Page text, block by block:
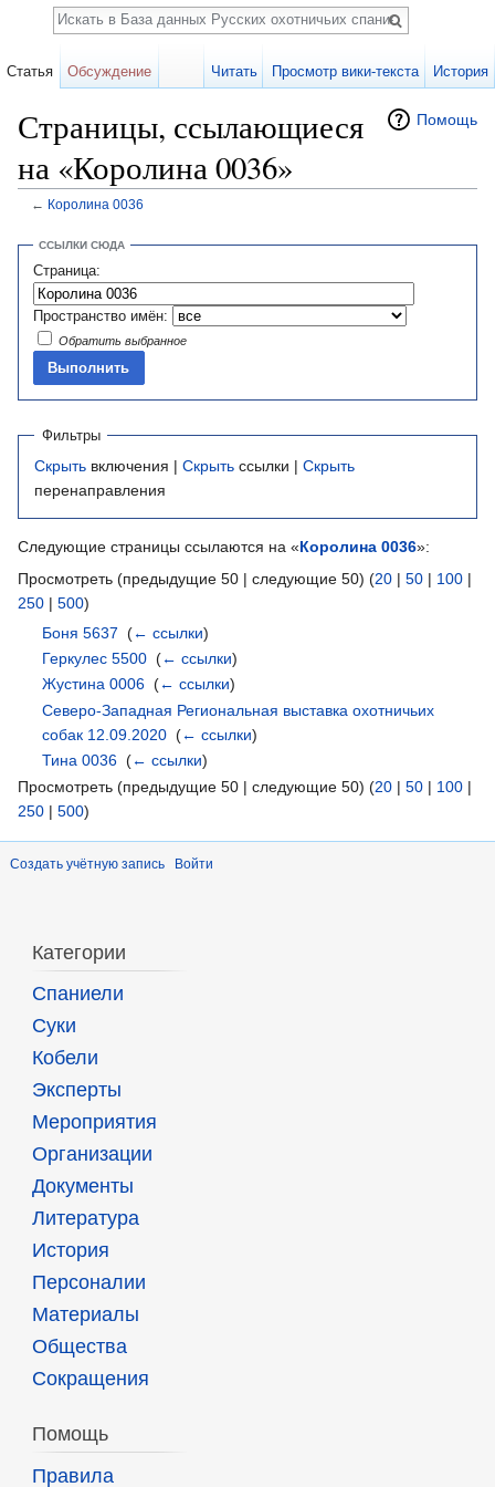
Помощь
Страницы, ссылающиеся
на «Королина 0036»
← Королина 0036
ССЫЛКИ СЮДА
Страница:
Пространство имён:
Обратить выбранное
Фильтры
Скрыть включения | Скрыть ссылки | Скрыть
перенаправления
Следующие страницы ссылаются на «Королина 0036»:
Просмотреть (предыдущие 50 | следующие 50) (20 | 50 | 100 |
250 | 500)
Боня 5637 ‎(← ссылки)
Геркулес 5500 ‎(← ссылки)
Жустина 0006 ‎(← ссылки)
Северо-Западная Региональная выставка охотничьих
собак 12.09.2020 ‎(← ссылки)
Тина 0036 ‎(← ссылки)
Просмотреть (предыдущие 50 | следующие 50) (20 | 50 | 100 |
250 | 500)
Создать учётную запись Войти
Статья Обсуждение Читать Просмотр вики-текста История
Поиск
Категории
Спаниели
Суки
Кобели
Эксперты
Мероприятия
Организации
Документы
Литература
История
Персоналии
Материалы
Общества
Сокращения
Помощь
Правила